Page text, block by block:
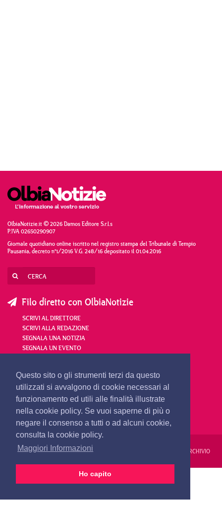
Questo sito o gli strumenti terzi da questo
utilizzati si avvalgono di cookie necessari al
funzionamento ed utili alle finalità illustrate
nella cookie policy. Se vuoi saperne di più o
negare il consenso a tutti o ad alcuni cookie,
consulta la cookie policy.
Maggiori Informazioni
Ho capito
OlbiaNotizie.it © 2026 Damos Editore S.r.l.s
P.IVA 02650290907
Giornale quotidiano online iscritto nel registro stampa del Tribunale di Tempio
Pausania, decreto n°1/2016 V.G. 248/16 depositato il 01.04.2016
Filo diretto con OlbiaNotizie
SCRIVI AL DIRETTORE
SCRIVI ALLA REDAZIONE
SEGNALA UNA NOTIZIA
SEGNALA UN EVENTO
redazione@olbianotizie.it
REDAZIONE PUBBLICITÀ PRIVACY E COOKIES ARCHIVIO
24 ORE VIDEO